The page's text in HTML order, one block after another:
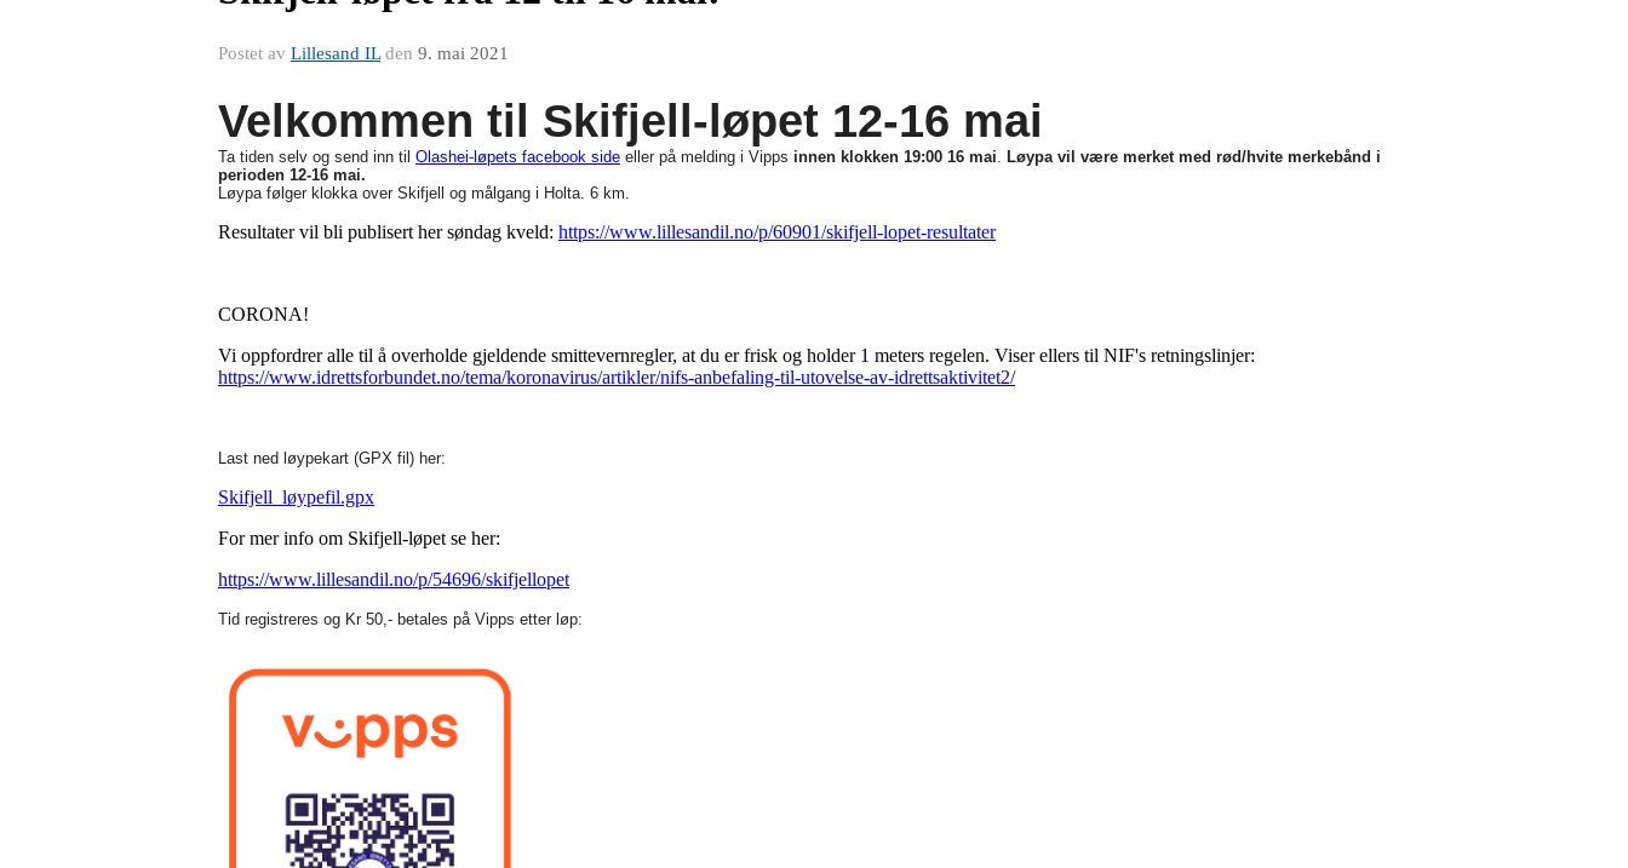
Postet av Lillesand ILden 9. mai 2021
Velkommen til Skifjell-løpet 12-16 mai
Ta tiden selv og send inn til Olashei-løpets facebook side eller på melding i Vipps innen klokken 19:00 16 mai Løypa vil være merket med rød/hvite merkebånd i
perioden 12-16 mai.
Løypa følger klokka over Skifjell og målgang i Holta. 6 km.
Resultater vil bli publisert her søndag kveld: https://www.lillesandil.no/p/60901/skifjell-lopet-resultater
CORONA!
Vi oppfordrer alle til å overholde gjeldende smittevernregler, at du er frisk og holder 1 meters regelen. Viser ellers til NIF's retningslinjer:
https://www.idrettsforbundet.no/tema/koronavirus/artikler/nifs-anbefaling-til-utovelse-av-idrettsaktivitet2/
Last ned løypekart (GPX fil) her:
Skifjell_løypefil.gpx
For mer info om Skifjell-løpet se her:
https://www.lillesandil.no/p/54696/skifjellopet
Tid registreres og Kr 50,- betales på Vipps etter løp: